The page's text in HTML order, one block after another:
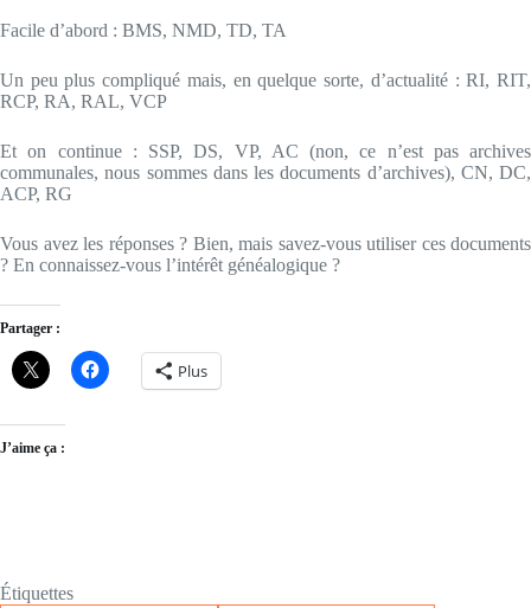
Facile d’abord : BMS, NMD, TD, TA
Un peu plus compliqué mais, en quelque sorte, d’actualité : RI, RIT,
RCP, RA, RAL, VCP
Et on continue : SSP, DS, VP, AC (non, ce n’est pas archives
communales, nous sommes dans les documents d’archives), CN, DC,
ACP, RG
Vous avez les réponses ? Bien, mais savez-vous utiliser ces documents
? En connaissez-vous l’intérêt généalogique ?
Partager :
Plus
J’aime ça :
Étiquettes